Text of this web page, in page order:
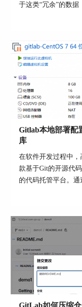
三、gitlab仓库管
项需要用户牢记：
1.合理规划仓库
目的特点和需求
略，避免混乱和
2.定期清理和维
应该及时进行清
高访问速度。
3.备份和恢复策
对于防止数据丢
4.权限和安全性
代码的安全不被
于这类“冗余”的数据
文将为大家介绍
Gitlab本地部署配
库
在软件开发过程中
款基于Git的开源代
的代码托管平台。
掌控代码仓库，同
部署配置，Gitlab本